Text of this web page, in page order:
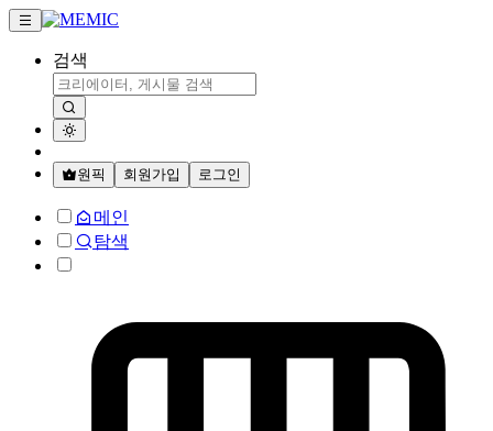
검색
원픽 회원가입 로그인
메인
탐색